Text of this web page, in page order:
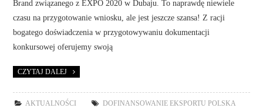
Brand związanego z EXPO 2020 w Dubaju. To naprawdę niewiele
czasu na przygotowanie wniosku, ale jest jeszcze szansa! Z racji
bogatego doświadczenia w przygotowywaniu dokumentacji
konkursowej oferujemy swoją
CZYTAJ DALEJ
AKTUALNOŚCI
DOFINANSOWANIE EKSPORTU POLSKA